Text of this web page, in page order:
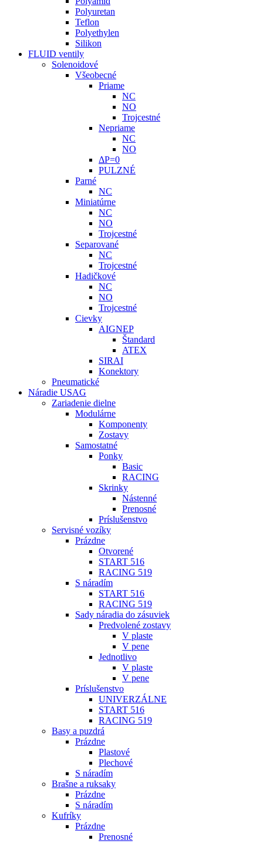
Polyuretan
Teflon
Polyethylen
Silikon
FLUID ventily
Solenoidové
Všeobecné
Priame
NC
NO
Trojcestné
Nepriame
NC
NO
ΔP=0
PULZNÉ
Parné
NC
Miniatúrne
NC
NO
Trojcestné
Separované
NC
Trojcestné
Hadičkové
NC
NO
Trojcestné
Cievky
AIGNEP
Štandard
ATEX
SIRAI
Konektory
Pneumatické
Náradie USAG
Zariadenie dielne
Modulárne
Komponenty
Zostavy
Samostatné
Ponky
Basic
RACING
Skrinky
Nástenné
Prenosné
Príslušenstvo
Servisné vozíky
Prázdne
Otvorené
START 516
RACING 519
S náradím
START 516
RACING 519
Sady náradia do zásuviek
Predvolené zostavy
V plaste
V pene
Jednotlivo
V plaste
V pene
Príslušenstvo
UNIVERZÁLNE
START 516
RACING 519
Basy a puzdrá
Prázdne
Plastové
Plechové
S náradím
Brašne a ruksaky
Prázdne
S náradím
Kufríky
Prázdne
Prenosné